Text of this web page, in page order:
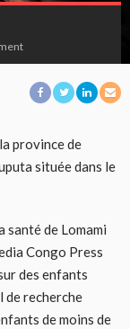
province de
située dans le
santé de Lomami
Congo Press
des enfants
de recherche
de moins de